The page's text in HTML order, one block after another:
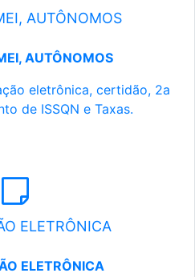
AUTÔNOMOS
AUTÔNOMOS
eletrônica, certidão, 2a
de ISSQN e Taxas.
ELETRÔNICA
ELETRÔNICA